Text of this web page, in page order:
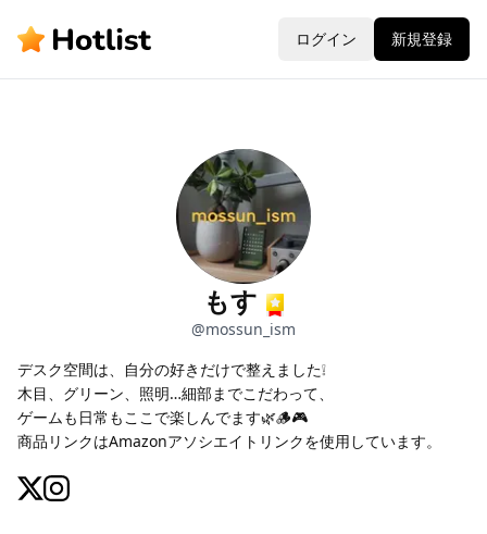
ログイン 新規登録
もす
@mossun_ism
デスク空間は、自分の好きだけで整えました❕
木目、グリーン、照明…細部までこだわって、
ゲームも日常もここで楽しんでます🌿🪵🎮
商品リンクはAmazonアソシエイトリンクを使用しています。